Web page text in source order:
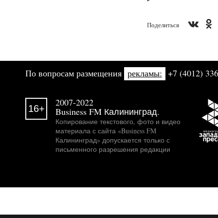
Поделиться
По вопросам размещения рекламы: +7 (4012)
16+
2007-2022
Business FM Калининград.
Копирование текстового, фото и видео
материала с сайта «Business FM
Калининград» допускается только с
письменного разрешения редакции